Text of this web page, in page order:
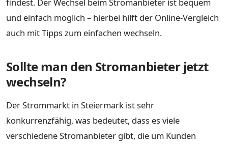
und einfach möglich – hierbei hilft der Online-Vergleich
auch mit Tipps zum einfachen wechseln.
Sollte man den Stromanbieter jetzt
wechseln?
Der Strommarkt in Steiermark ist sehr
konkurrenzfähig, was bedeutet, dass es viele
verschiedene Stromanbieter gibt, die um Kunden